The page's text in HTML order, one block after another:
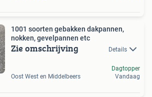
1001 soorten gebakken dakpannen,
nokken, gevelpannen etc
Zie omschrijving Details
Oost West en Middelbeers
Dagtopper
Vandaag